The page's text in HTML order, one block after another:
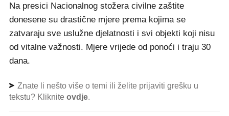
Na presici Nacionalnog stožera civilne zaštite
donesene su drastične mjere prema kojima se
zatvaraju sve uslužne djelatnosti i svi objekti koji nisu
od vitalne važnosti. Mjere vrijede od ponoći i traju 30
dana.
Znate li nešto više o temi ili želite prijaviti grešku u
tekstu? Kliknite ovdje.